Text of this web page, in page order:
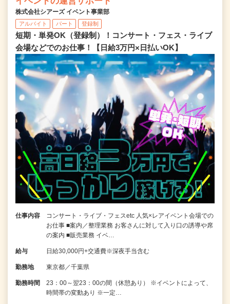
株式会社シアーズ イベント事業部
アルバイト パート 登録制
短期・単発OK（登録制）！コンサート・フェス・ライブ
会場などでのお仕事！【日給3万円×日払いOK】
仕事内容
コンサート・ライブ・フェスetc 人気×レアイベント会場での
お仕事 ■案内／整理業務 お客さんに対して入り口の誘導や席
の案内 ■販売業務 イベ…
給与 日給30,000円+交通費※深夜手当含む
勤務地 東京都／千葉県
勤務時間
23：00～翌23：00の間（休憩あり） ※イベントによって、
時間帯の変動あり ※一定…